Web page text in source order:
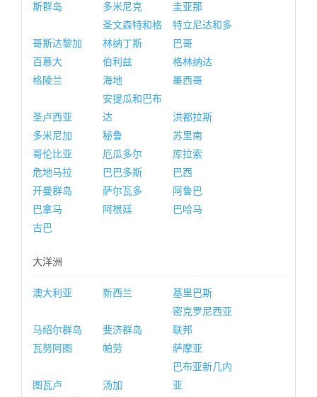
斯群岛
多米尼克 圭亚那
哥斯达黎加
圣文森特和格
林纳丁斯
特立尼达和多
巴哥
百慕大
伯利兹
格林纳达
格陵兰
海地 墨西哥
圣卢西亚
安提瓜和巴布
达
洪都拉斯
多米尼加
秘鲁
苏里南
哥伦比亚
厄瓜多尔
库拉索
危地马拉
巴巴多斯
巴西
开曼群岛
萨尔瓦多
阿鲁巴
巴拿马
阿根廷
巴哈马
古巴
大洋洲
澳大利亚 新西兰 基里巴斯
马绍尔群岛 斐济群岛
密克罗尼西亚
联邦
瓦努阿图
帕劳 萨摩亚
图瓦卢 汤加
巴布亚新几内
亚